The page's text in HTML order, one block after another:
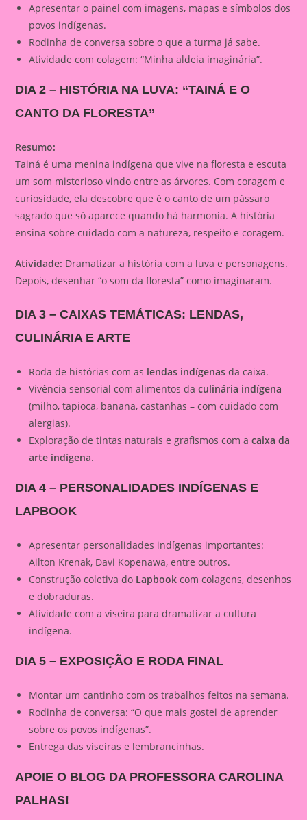
Apresentar o painel com imagens, mapas e símbolos dos
povos indígenas.
Rodinha de conversa sobre o que a turma já sabe.
Atividade com colagem: “Minha aldeia imaginária”.
DIA 2 – HISTÓRIA NA LUVA: “TAINÁ E O
CANTO DA FLORESTA”
Resumo:
Tainá é uma menina indígena que vive na floresta e escuta
um som misterioso vindo entre as árvores. Com coragem e
curiosidade, ela descobre que é o canto de um pássaro
sagrado que só aparece quando há harmonia. A história
ensina sobre cuidado com a natureza, respeito e coragem.
Atividade: Dramatizar a história com a luva e personagens.
Depois, desenhar “o som da floresta” como imaginaram.
DIA 3 – CAIXAS TEMÁTICAS: LENDAS,
CULINÁRIA E ARTE
Roda de histórias com as lendas indígenas da caixa.
Vivência sensorial com alimentos daculinária indígena
(milho, tapioca, banana, castanhas – com cuidado com
alergias).
Exploração de tintas naturais e grafismos com acaixa da
arte indígena.
DIA 4 – PERSONALIDADES INDÍGENAS E
LAPBOOK
Apresentar personalidades indígenas importantes:
Ailton Krenak, Davi Kopenawa, entre outros.
Construção coletiva do Lapbook com colagens, desenhos
e dobraduras.
Atividade com a viseira para dramatizar a cultura
indígena.
DIA 5 – EXPOSIÇÃO E RODA FINAL
Montar um cantinho com os trabalhos feitos na semana.
Rodinha de conversa: “O que mais gostei de aprender
sobre os povos indígenas”.
Entrega das viseiras e lembrancinhas.
APOIE O BLOG DA PROFESSORA CAROLINA
PALHAS!